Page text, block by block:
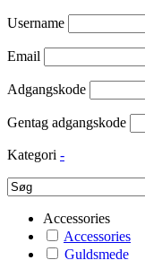
Username
Email
Adgangskode
Gentag adgangskode
Kategori -
Accessories
Accessories
Guldsmede